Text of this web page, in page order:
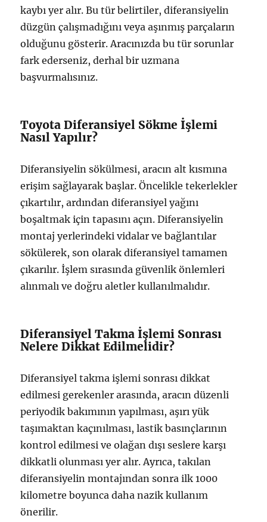
kaybı yer alır. Bu tür belirtiler, diferansiyelin
düzgün çalışmadığını veya aşınmış parçaların
olduğunu gösterir. Aracınızda bu tür sorunlar
fark ederseniz, derhal bir uzmana
başvurmalısınız.
Toyota Diferansiyel Sökme İşlemi
Nasıl Yapılır?
Diferansiyelin sökülmesi, aracın alt kısmına
erişim sağlayarak başlar. Öncelikle tekerlekler
çıkartılır, ardından diferansiyel yağını
boşaltmak için tapasını açın. Diferansiyelin
montaj yerlerindeki vidalar ve bağlantılar
sökülerek, son olarak diferansiyel tamamen
çıkarılır. İşlem sırasında güvenlik önlemleri
alınmalı ve doğru aletler kullanılmalıdır.
Diferansiyel Takma İşlemi Sonrası
Nelere Dikkat Edilmelidir?
Diferansiyel takma işlemi sonrası dikkat
edilmesi gerekenler arasında, aracın düzenli
periyodik bakımının yapılması, aşırı yük
taşımaktan kaçınılması, lastik basınçlarının
kontrol edilmesi ve olağan dışı seslere karşı
dikkatli olunması yer alır. Ayrıca, takılan
diferansiyelin montajından sonra ilk 1000
kilometre boyunca daha nazik kullanım
önerilir.